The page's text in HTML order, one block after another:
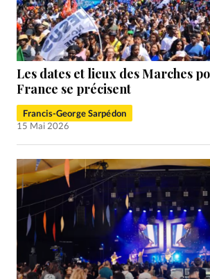
Les dates et lieux des Marches
France se précisent
Francis-George Sarpédon
15 Mai 2026